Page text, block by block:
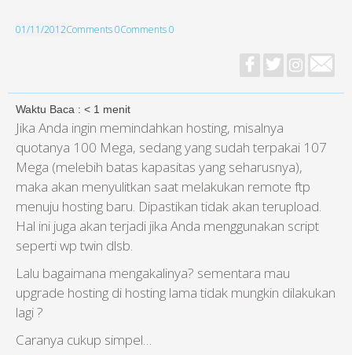
01/11/2012Comments 0Comments 0
Waktu Baca : < 1 menit
Jika Anda ingin memindahkan hosting, misalnya
quotanya 100 Mega, sedang yang sudah terpakai 107
Mega (melebih batas kapasitas yang seharusnya),
maka akan menyulitkan saat melakukan remote ftp
menuju hosting baru. Dipastikan tidak akan terupload.
Hal ini juga akan terjadi jika Anda menggunakan script
seperti wp twin dlsb.
Lalu bagaimana mengakalinya? sementara mau
upgrade hosting di hosting lama tidak mungkin dilakukan
lagi ?
Caranya cukup simpel…